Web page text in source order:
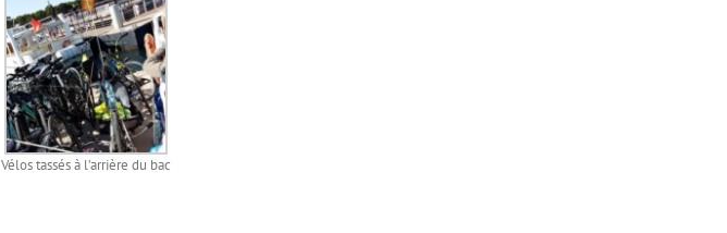
Vélos tassés à l’arrière du bac